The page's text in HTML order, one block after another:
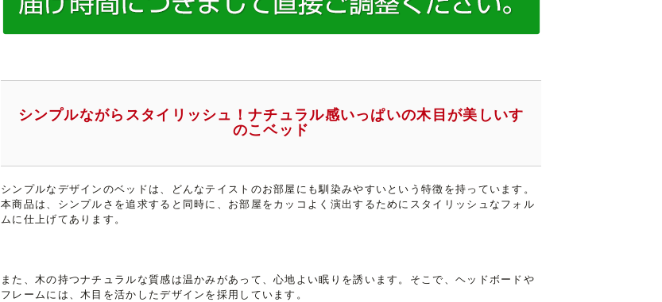
シンプルながらスタイリッシュ！ナチュラル感いっぱいの木目が美しいす
のこベッド
シンプルなデザインのベッドは、どんなテイストのお部屋にも馴染みやすいという特徴を持っています。
本商品は、シンプルさを追求すると同時に、お部屋をカッコよく演出するためにスタイリッシュなフォル
ムに仕上げてあります。
また、木の持つナチュラルな質感は温かみがあって、心地よい眠りを誘います。そこで、ヘッドボードや
フレームには、木目を活かしたデザインを採用しています。